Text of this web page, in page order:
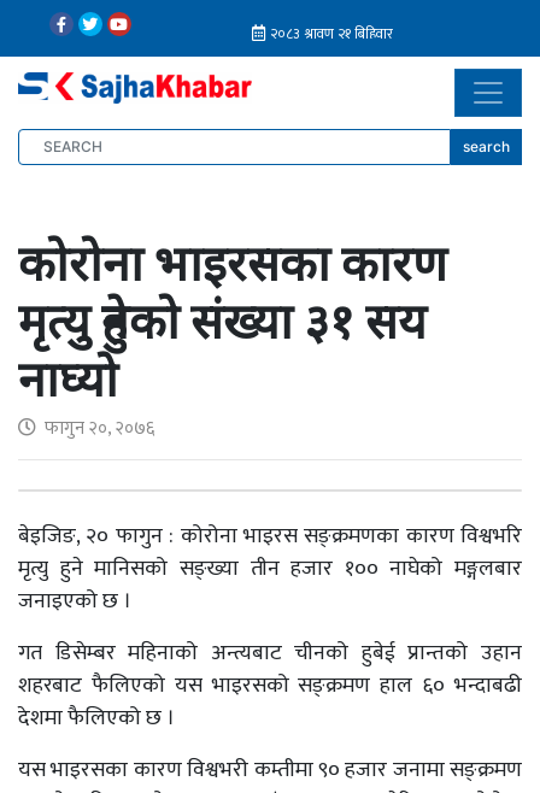
search
कोरोना भाइरसका कारण
मृत्यु हुनेको संख्या ३१ सय
नाघ्यो
फागुन २०, २०७६
बेइजिङ, २० फागुन : कोरोना भाइरस सङ्क्रमणका कारण विश्वभरि
मृत्यु हुने मानिसको सङ्ख्या तीन हजार १०० नाघेको मङ्गलबार
जनाइएको छ ।
गत डिसेम्बर महिनाको अन्त्यबाट चीनको हुबेई प्रान्तको उहान
शहरबाट फैलिएको यस भाइरसको सङ्क्रमण हाल ६० भन्दाबढी
देशमा फैलिएको छ ।
यस भाइरसका कारण विश्वभरी कम्तीमा ९० हजार जनामा सङ्क्रमण